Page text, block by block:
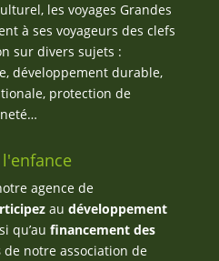
les voyages Grandes
à ses voyageurs des clefs
sur divers sujets :
développement durable,
protection de
agence de
au développement
qu’au financement des
de notre association de